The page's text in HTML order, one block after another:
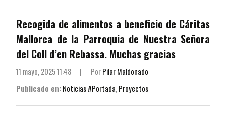
Recogida de alimentos a beneficio de Cáritas
Mallorca de la Parroquia de Nuestra Señora
del Coll d’en Rebassa. Muchas gracias
11 mayo, 2025 11:48 | PorPilar Maldonado
Publicado en:Noticias #Portada,Proyectos